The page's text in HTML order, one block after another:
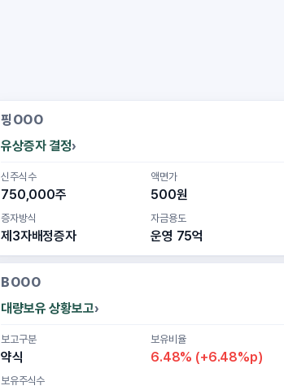
핑OOO
유상증자 결정
신주식수
750,000주
액면가
500원
증자방식
제3자배정증자
자금용도
운영 75억
BOOO
대량보유 상황보고
보고구분
약식
보유비율
6.48% (+6.48%p)
보유주식수